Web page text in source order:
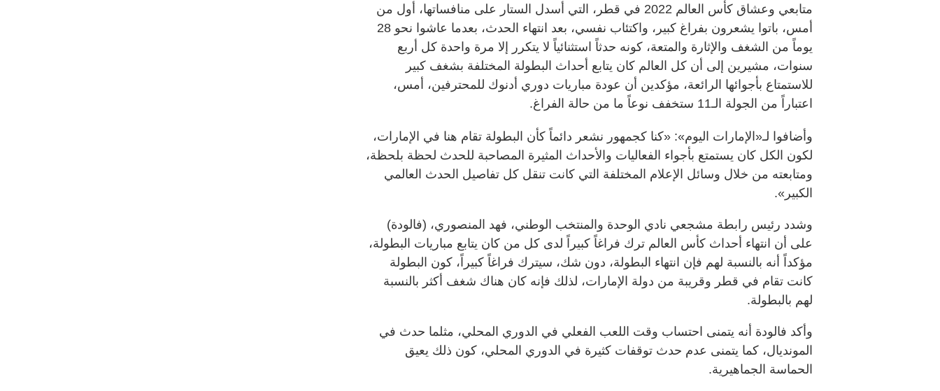
متابعي وعشاق كأس العالم 2022 في قطر، التي أسدل الستار على منافساتها، أول من
أمس، باتوا يشعرون بفراغ كبير، واكتئاب نفسي، بعد انتهاء الحدث، بعدما عاشوا نحو 28
يوماً من الشغف والإثارة والمتعة، كونه حدثاً استثنائياً لا يتكرر إلا مرة واحدة كل أربع
سنوات، مشيرين إلى أن كل العالم كان يتابع أحداث البطولة المختلفة بشغف كبير
للاستمتاع بأجوائها الرائعة، مؤكدين أن عودة مباريات دوري أدنوك للمحترفين، أمس،
اعتباراً من الجولة الـ11 ستخفف نوعاً ما من حالة الفراغ.
وأضافوا لـ«الإمارات اليوم»: «كنا كجمهور نشعر دائماً كأن البطولة تقام هنا في الإمارات،
لكون الكل كان يستمتع بأجواء الفعاليات والأحداث المثيرة المصاحبة للحدث لحظة بلحظة،
ومتابعته من خلال وسائل الإعلام المختلفة التي كانت تنقل كل تفاصيل الحدث العالمي
الكبير».
وشدد رئيس رابطة مشجعي نادي الوحدة والمنتخب الوطني، فهد المنصوري، (فالودة)
على أن انتهاء أحداث كأس العالم ترك فراغاً كبيراً لدى كل من كان يتابع مباريات البطولة،
مؤكداً أنه بالنسبة لهم فإن انتهاء البطولة، دون شك، سيترك فراغاً كبيراً، كون البطولة
كانت تقام في قطر وقريبة من دولة الإمارات، لذلك فإنه كان هناك شغف أكثر بالنسبة
لهم بالبطولة.
وأكد فالودة أنه يتمنى احتساب وقت اللعب الفعلي في الدوري المحلي، مثلما حدث في
المونديال، كما يتمنى عدم حدث توقفات كثيرة في الدوري المحلي، كون ذلك يعيق
الحماسة الجماهيرية.